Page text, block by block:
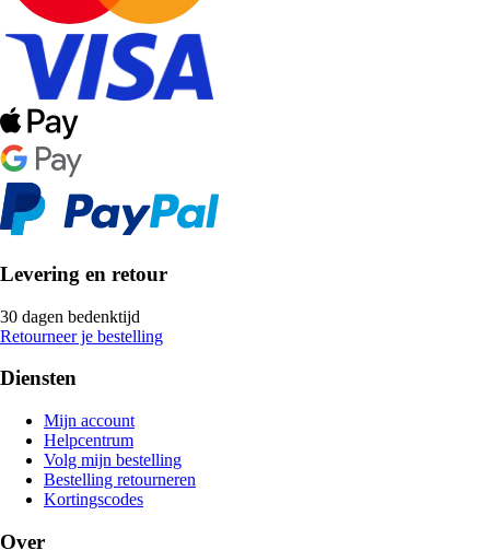
Levering en retour
30 dagen bedenktijd
Retourneer je bestelling
Diensten
Mijn account
Helpcentrum
Volg mijn bestelling
Bestelling retourneren
Kortingscodes
Over